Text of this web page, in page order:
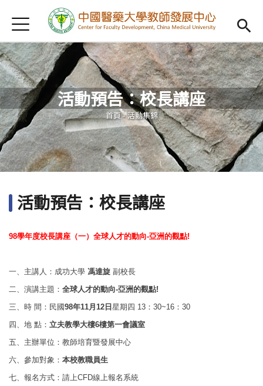
首頁
Open
認識我們
Open
教學研習
Open
新進教師
Open
傑出教授
Open
教師專業社群
借用項目
AI專區
Jump to Navigation
Jump to Main content
活動預告：校長講座
您在這裡
首頁-活動集錦
活動預告：校長講座
98學年度校長講座（一）全球人才的動向-亞洲的觀點!
一、主講人：成功大學 馮達旋 副校長
二、演講主題： 全球人才的動向-亞洲的觀點!
三、時 間：民國98年11月12日 星期四 13：30~16：30
四、地 點： 立夫教學大樓6樓第一會議室
五、主辦單位：教師培育暨發展中心
六、參加對象： 本校教職員生
七、報名方式：請上CFD線上報名系統